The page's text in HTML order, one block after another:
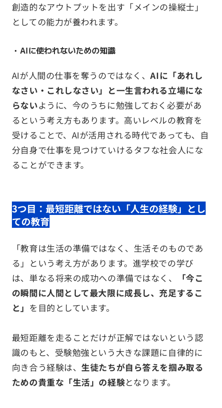
創造的なアウトプットを出す「メインの操縦士」
としての能力が養われます。
・AIに使われないための知識
AIが人間の仕事を奪うのではなく、AIに「あれし
なさい・これしなさい」と一生言われる立場にな
らないように、今のうちに勉強しておく必要があ
るという考え方もあります。高いレベルの教育を
受けることで、AIが活用される時代であっても、自
分自身で仕事を見つけていけるタフな社会人にな
ることができます。
3つ目：最短距離ではない「人生の経験」とし
ての教育
「教育は生活の準備ではなく、生活そのものであ
る」という考え方があります。進学校での学び
は、単なる将来の成功への準備ではなく、
「今こ
の瞬間に人間として最大限に成長し、充足するこ
と」 を目的としています。
最短距離を走ることだけが正解ではないという認
識のもと、受験勉強という大きな課題に自律的に
向き合う経験は、生徒たちが自ら答えを掴み取る
ための貴重な「生活」の経験となります。